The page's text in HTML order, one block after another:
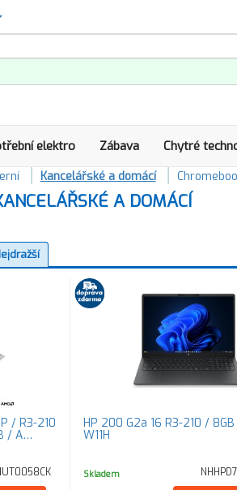
elektro Zábava Chytré
Kancelářské a domácí
A DOMÁCÍ
/ R3-210
/ A…
HP 200 G2a 16 R3-210 /
W11H
Skladem